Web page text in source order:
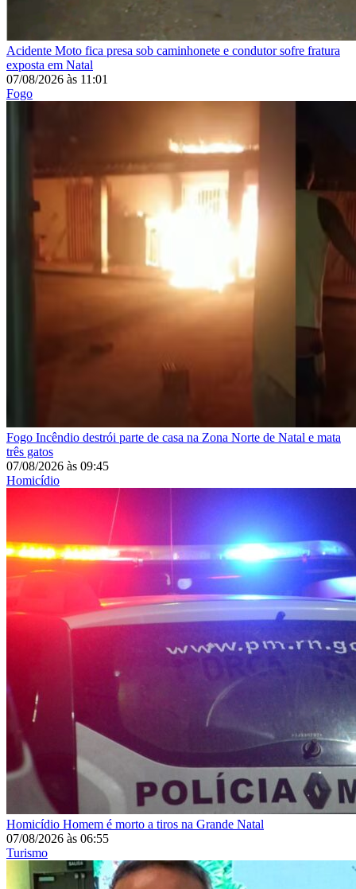
Acidente Moto fica presa sob caminhonete e condutor sofre fratura
exposta em Natal
07/08/2026 às 11:01
Fogo
Fogo Incêndio destrói parte de casa na Zona Norte de Natal e mata
três gatos
07/08/2026 às 09:45
Homicídio
Homicídio Homem é morto a tiros na Grande Natal
07/08/2026 às 06:55
Turismo